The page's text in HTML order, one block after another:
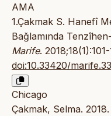
AMA
1.Çakmak S. Hanefî
Bağlamında
Marife. 2018;18(1):101-
doi:10.33420/
Chicago
Çakmak, Selma.